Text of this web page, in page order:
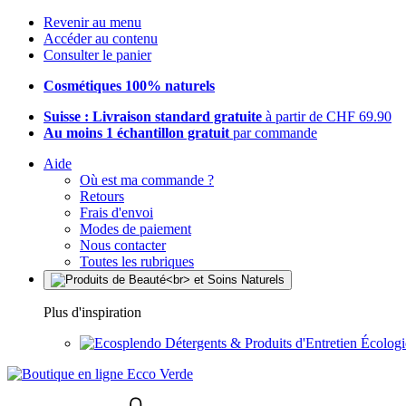
Revenir au menu
Accéder au contenu
Consulter le panier
Cosmétiques 100% naturels
Suisse : Livraison standard gratuite à partir de CHF 69.90
Au moins 1 échantillon gratuit par commande
Aide
Où est ma commande ?
Retours
Frais d'envoi
Modes de paiement
Nous contacter
Toutes les rubriques
Plus d'inspiration
Détergents & Produits d'Entretien